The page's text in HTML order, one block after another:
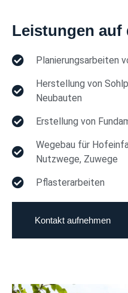
Leistungen auf
Planierungsarbeiten
Herstellung von
Neubauten
Erstellung von
Wegebau für
Nutzwege, Zuwege
Pflasterarbeiten
Kontakt aufnehmen